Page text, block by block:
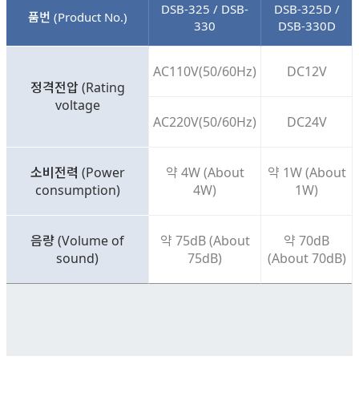
품번 (Product No.)
DSB-325 / DSB-
330
DSB-325D /
DSB-330D
정격전압 (Rating
voltage
AC110V(50/60Hz) DC12V
AC220V(50/60Hz) DC24V
소비전력 (Power
consumption)
약 4W (About
4W)
약 1W (About
1W)
음량 (Volume of
sound)
약 75dB (About
75dB)
약 70dB
(About 70dB)